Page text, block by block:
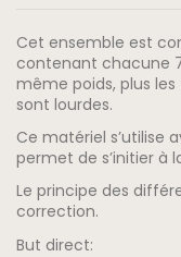
Cet ensemble est
contenant chacune
même poids, plus
sont lourdes.
Ce matériel s’utilise
permet de s’initier à
Le principe des
correction.
But direct: